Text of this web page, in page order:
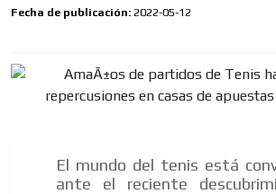
Fecha de publicación: 2022-05-12
El mundo del tenis está
ante el reciente